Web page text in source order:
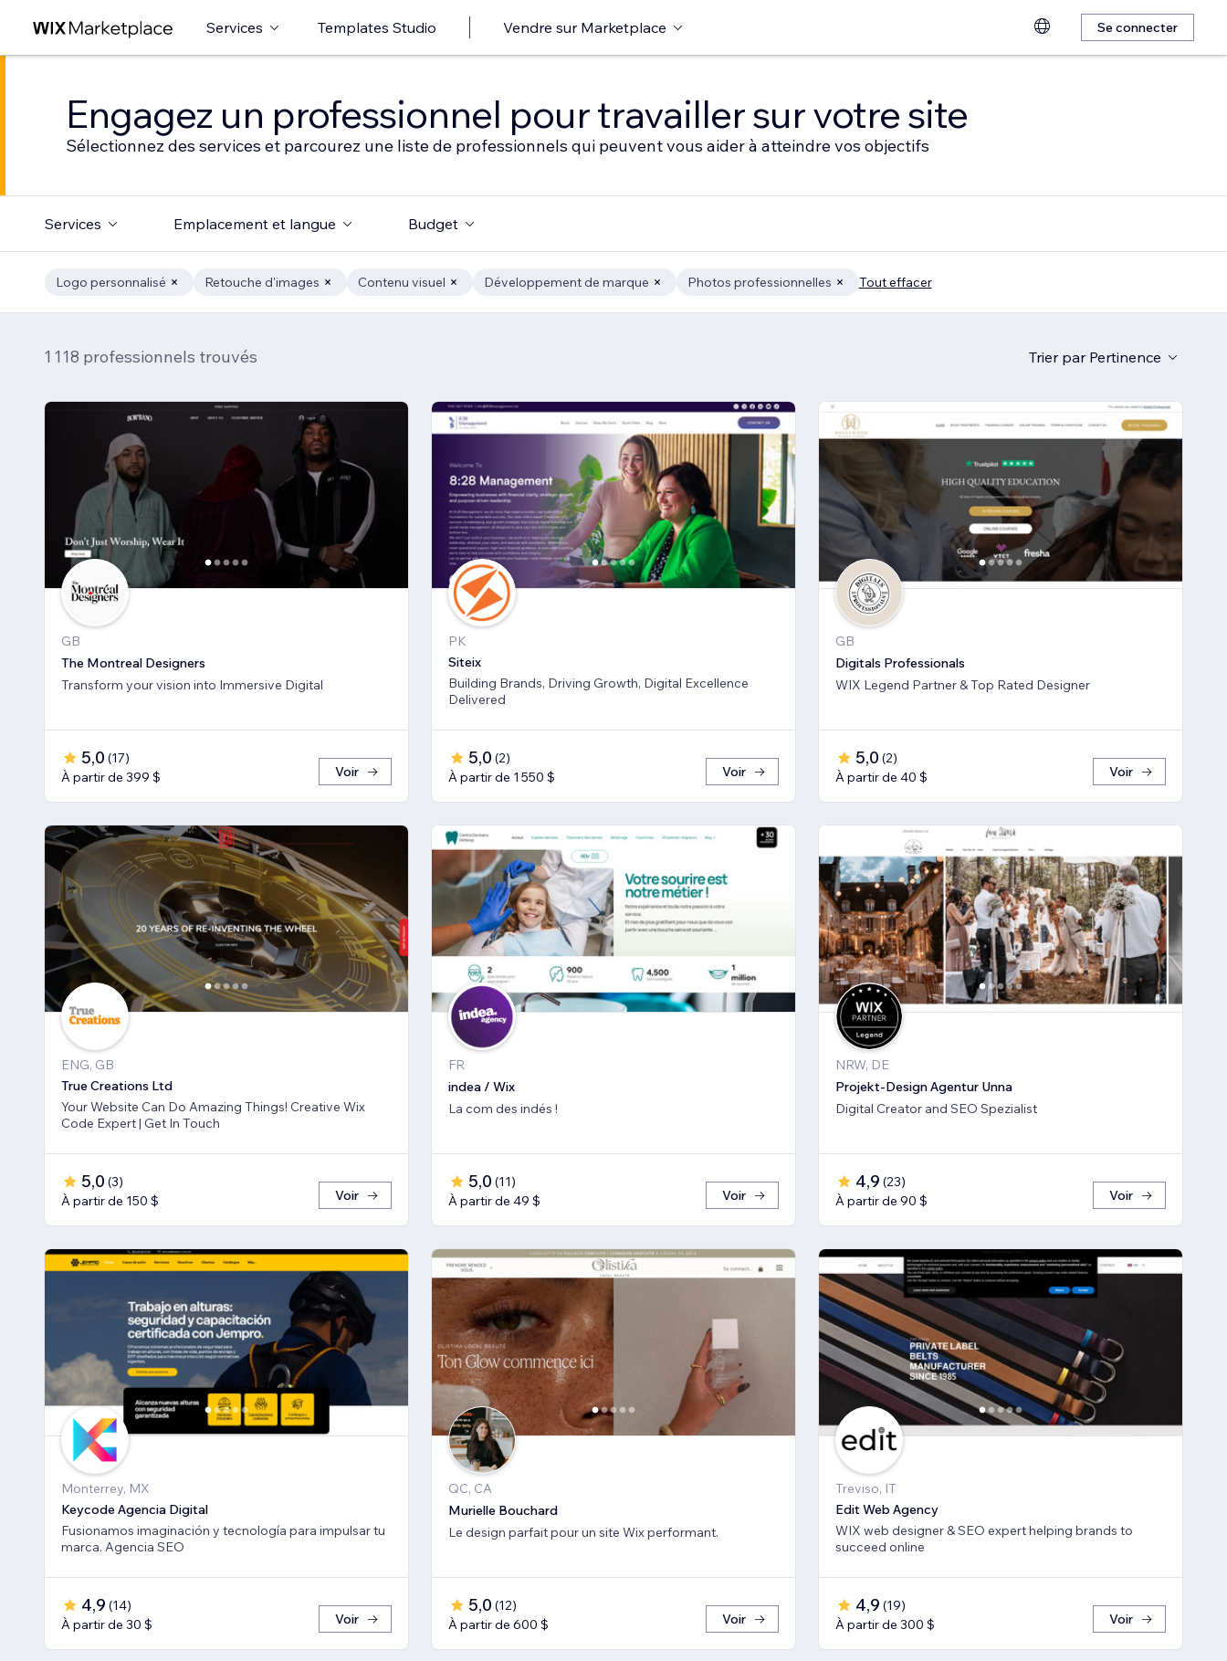
Services Templates Studio Vendre sur Marketplace Se connecter
Engagez un professionnel pour travailler sur votre site
Sélectionnez des services et parcourez une liste de professionnels qui peuvent vous aider à atteindre vos objectifs
Services Emplacement et langue Budget
Logo personnalisé Retouche d'images Contenu visuel Développement de marque Photos professionnelles Tout effacer
1 118 professionnels trouvés Trier par Pertinence
GB
The Montreal Designers
Transform your vision into Immersive Digital
5,0 (17)
À partir de 399 $
Voir
PK
Siteix
Building Brands, Driving Growth, Digital Excellence
Delivered
5,0 (2)
À partir de 1 550 $
Voir
GB
Digitals Professionals
WIX Legend Partner & Top Rated Designer
5,0 (2)
À partir de 40 $
Voir
ENG, GB
True Creations Ltd
Your Website Can Do Amazing Things! Creative Wix
Code Expert | Get In Touch
5,0 (3)
À partir de 150 $
Voir
FR
indea / Wix
La com des indés !
5,0 (11)
À partir de 49 $
Voir
NRW, DE
Projekt-Design Agentur Unna
Digital Creator and SEO Spezialist
4,9 (23)
À partir de 90 $
Voir
Monterrey, MX
Keycode Agencia Digital
Fusionamos imaginación y tecnología para impulsar tu
marca. Agencia SEO
4,9 (14)
À partir de 30 $
Voir
QC, CA
Murielle Bouchard
Le design parfait pour un site Wix performant.
5,0 (12)
À partir de 600 $
Voir
Treviso, IT
Edit Web Agency
WIX web designer & SEO expert helping brands to
succeed online
4,9 (19)
À partir de 300 $
Voir